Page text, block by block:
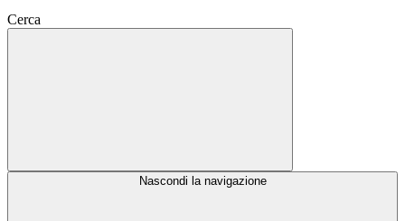
Cerca
Nascondi la navigazione